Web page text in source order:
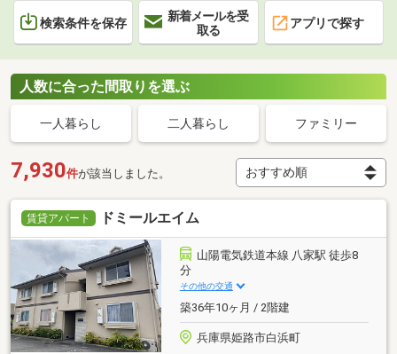
検索条件を保存
新着メールを受
取る
アプリで探す
人数に合った間取りを選ぶ
一人暮らし 二人暮らし ファミリー
7,930件が該当しました。
賃貸アパート ドミールエイム
山陽電気鉄道本線 八家駅 徒歩8
分
その他の交通
築36年10ヶ月 / 2階建
兵庫県姫路市白浜町